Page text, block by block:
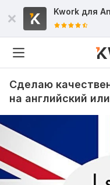
Kwork для
Сделаю
на английский